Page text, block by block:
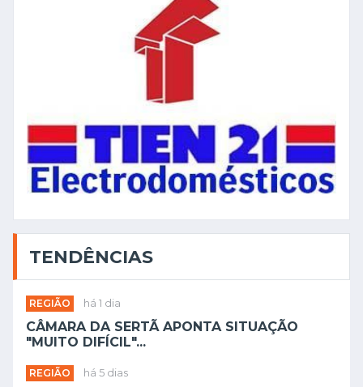
TENDÊNCIAS
REGIÃO há 1 dia
CÂMARA DA SERTÃ APONTA SITUAÇÃO
"MUITO DIFÍCIL"...
REGIÃO há 5 dias